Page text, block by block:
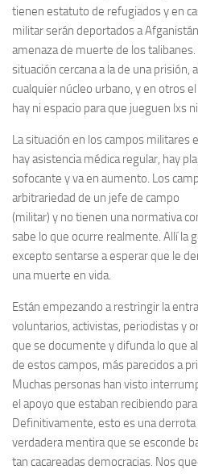
tienen estatuto de refugiados y en
militar serán deportados a
amenaza de muerte de los
situación cercana a la de una prisión,
cualquier núcleo urbano, y en otros
hay ni espacio para que jueguen lxs
La situación en los campos militares
hay asistencia médica regular, hay
sofocante y va en aumento. Los
arbitrariedad de un jefe de campo
(militar) y no tienen una normativa
sabe lo que ocurre realmente. Allí la
excepto sentarse a esperar que le
una muerte en vida.
Están empezando a restringir la
voluntarios, activistas, periodistas y
que se documente y difunda lo que
de estos campos, más parecidos a
Muchas personas han visto
el apoyo que estaban recibiendo
Definitivamente, esto es una derrota
verdadera mentira que se esconde
tan cacareadas democracias. Nos